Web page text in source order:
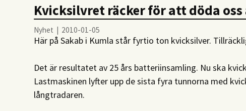
Kvicksilvret räcker för att döda
Nyhet | 2010-01-05
Här på Sakab i Kumla står fyrtio ton kvicksilver.
Det är resultatet av 25 års batteriinsamling. Nu ska
Lastmaskinen lyfter upp de sista fyra tunnorna med
långtradaren.